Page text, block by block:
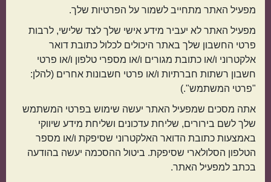
מפעיל האתר מתחייב לשמור על הפרטיות שלך.
מפעיל האתר לא יעביר מידע אישי שלך לצד שלישי, לרבות
פרטי החשבון שלך באתר היכולים לכלול כתובת דואר
אלקטרוני ו/או כתובת מגורים ו/או מספרי טלפון ו/או פרטי
חשבון רשתות חברתיות ו/או פרטי חשבונות אחרים (להלן:
"פרטי המשתמש".)
אתה מסכים שמפעיל האתר יעשה שימוש בפרטי המשתמש
שלך לשם בירורים, שליחת עדכונים ושליחת מידע שיווקי
באמצעות כתובת הדואר האלקטרוני שסיפקת ו/או מספר
הטלפון הסלולארי שסיפקת. ביטול ההסכמה יעשה בהודעה
בכתב למפעיל האתר.